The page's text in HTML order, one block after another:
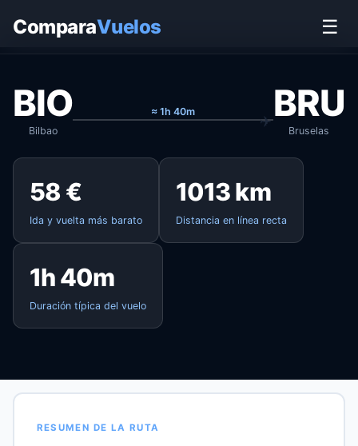
ComparaVuelos ☰
BIO
Bilbao
≈ 1h 40m BRU
Bruselas
58 €
Ida y vuelta más barato
1013 km
Distancia en línea recta
1h 40m
Duración típica del vuelo
RESUMEN DE LA RUTA